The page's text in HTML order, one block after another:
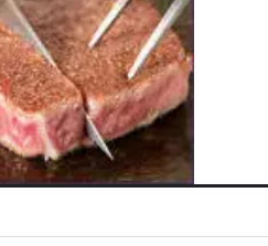
ュニティ
投稿
記事
愛人